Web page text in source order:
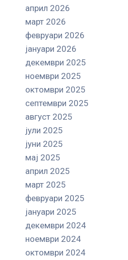
април 2026
март 2026
февруари 2026
јануари 2026
декември 2025
ноември 2025
октомври 2025
септември 2025
август 2025
јули 2025
јуни 2025
мај 2025
април 2025
март 2025
февруари 2025
јануари 2025
декември 2024
ноември 2024
октомври 2024